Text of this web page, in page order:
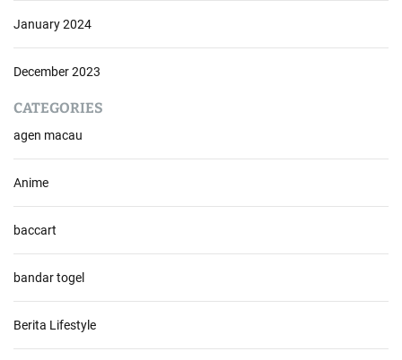
January 2024
December 2023
CATEGORIES
agen macau
Anime
baccart
bandar togel
Berita Lifestyle